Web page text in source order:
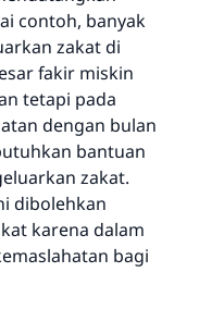
contoh, banyak
zakat di
fakir miskin
tetapi pada
dengan bulan
bantuan
zakat.
dibolehkan
karena dalam
bagi